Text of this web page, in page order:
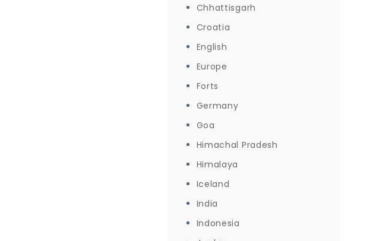
Chhattisgarh
Croatia
English
Europe
Forts
Germany
Goa
Himachal Pradesh
Himalaya
Iceland
India
Indonesia